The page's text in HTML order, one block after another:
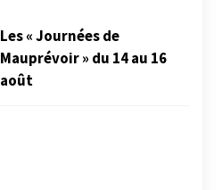
Les « Journées de
Mauprévoir » du 14 au 16
août